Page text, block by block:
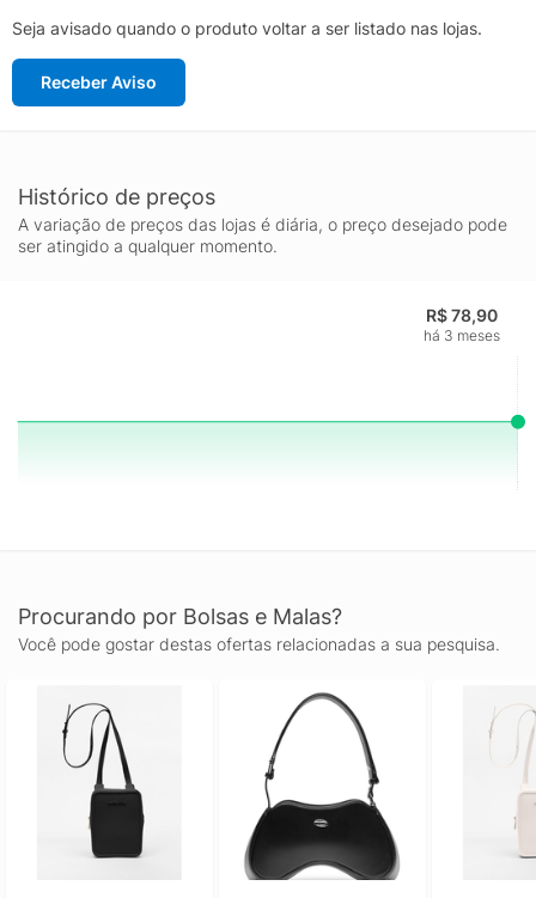
Seja avisado quando o produto voltar a ser listado nas lojas.
Receber Aviso
Histórico de preços
A variação de preços das lojas é diária, o preço desejado pode
ser atingido a qualquer momento.
R$ 78,90
há 3 meses
Procurando por Bolsas e Malas?
Você pode gostar destas ofertas relacionadas a sua pesquisa.